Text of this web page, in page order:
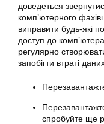
доведеться
комп’ютерного
виправити будь-які
доступ до
регулярно
запобігти втраті
спробуйте ще